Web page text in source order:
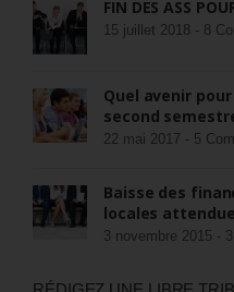
FIN DES ASS
15 juillet 2018 - 8
Quel avenir
second
22 mai 2017 - 5
Baisse des
locales
3 novembre 2015 -